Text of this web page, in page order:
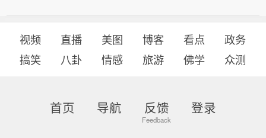
视频 直播 美图 博客 看点
政务
搞笑
八卦 情感 旅游 佛学 众测
首页 导航 反馈 登录